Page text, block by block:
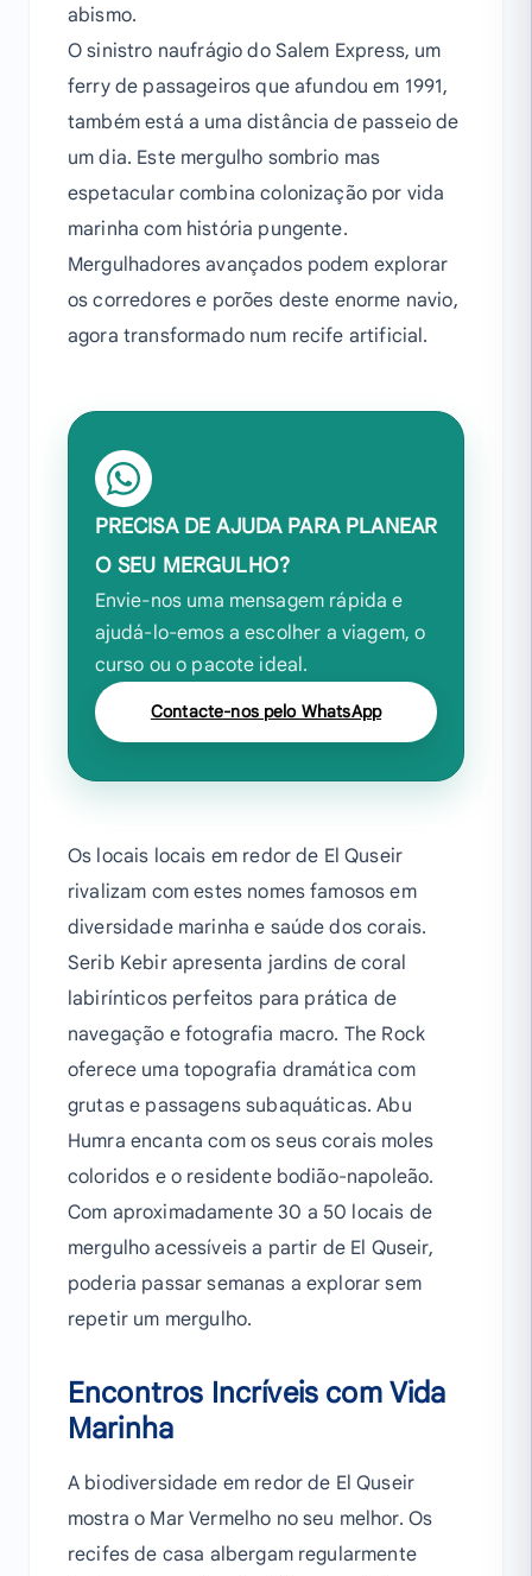
abismo.
O sinistro naufrágio do Salem Express, um
ferry de passageiros que afundou em 1991,
também está a uma distância de passeio de
um dia. Este mergulho sombrio mas
espetacular combina colonização por vida
marinha com história pungente.
Mergulhadores avançados podem explorar
os corredores e porões deste enorme navio,
agora transformado num recife artificial.
PRECISA DE AJUDA PARA PLANEAR
O SEU MERGULHO?
Envie-nos uma mensagem rápida e
ajudá-lo-emos a escolher a viagem, o
curso ou o pacote ideal.
Contacte-nos pelo WhatsApp
Os locais locais em redor de El Quseir
rivalizam com estes nomes famosos em
diversidade marinha e saúde dos corais.
Serib Kebir apresenta jardins de coral
labirínticos perfeitos para prática de
navegação e fotografia macro. The Rock
oferece uma topografia dramática com
grutas e passagens subaquáticas. Abu
Humra encanta com os seus corais moles
coloridos e o residente bodião-napoleão.
Com aproximadamente 30 a 50 locais de
mergulho acessíveis a partir de El Quseir,
poderia passar semanas a explorar sem
repetir um mergulho.
Encontros Incríveis com Vida
Marinha
A biodiversidade em redor de El Quseir
mostra o Mar Vermelho no seu melhor. Os
recifes de casa albergam regularmente